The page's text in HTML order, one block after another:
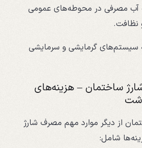
مصرفی در محوطه‌های عمومی
گرمایشی و سرمایشی
ساختمان – هزینه‌های
از دیگر موارد مهم مصرف شارژ
شامل: